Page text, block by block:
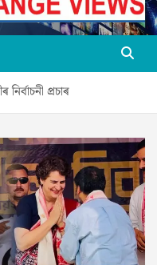
নিৰ্বাচনী প্ৰচাৰ